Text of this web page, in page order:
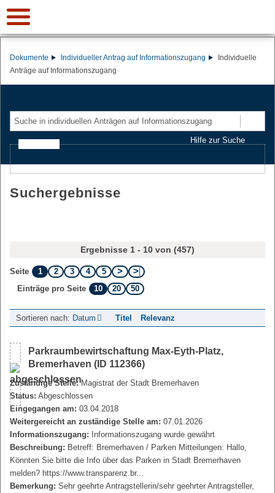
Dokumente Individueller Antrag auf Informationszugang
Individuelle
Anträge auf Informationszugang
Hilfe zur Suche
Suchergebnisse
Ergebnisse 1 - 10 von (457)
Seite 1 2 3 4
5
Einträge pro Seite
10 20 50
Sortieren nach: Datum Titel Relevanz
Parkraumbewirtschaftung Max-Eyth-Platz,
Bremerhaven (ID 112366)
Zuständige Stelle:Magistrat der Stadt Bremerhaven
Status: Abgeschlossen
Eingegangen am: 03.04.2018
Weitergereicht an zuständige Stelle am: 07.01.2026
Informationszugang: Informationszugang wurde gewährt
Beschreibung: Betreff: Bremerhaven / Parken Mitteilungen: Hallo,
Könnten Sie bitte die Info über das Parken in Stadt Bremerhaven
melden? https://www.transparenz.br...
Bemerkung: Sehr geehrte Antragstellerin/sehr geehrter Antragsteller,